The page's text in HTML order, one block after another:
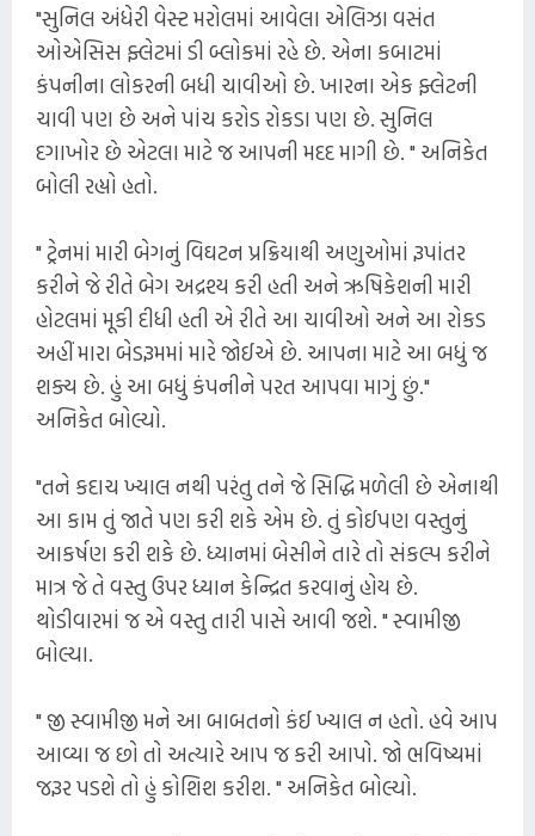
"સુનિલ અંધેરી વેસ્ટ મરોલમાં આવેલા એલિઝા વસંત
ઓએસિસ ફ્લેટમાં ડી બ્લોકમાં રહે છે. એના કબાટમાં
કંપનીના લોકરની બધી ચાવીઓ છે. ખારના એક ફ્લેટની
ચાવી પણ છે અને પાંચ કરોડ રોકડા પણ છે. સુનિલ
દગાખોર છે એટલા માટે જ આપની મદદ માગી છે. " અનિકેત
બોલી રહ્યો હતો.
" ટ્રેનમાં મારી બેગનું વિઘટન પ્રક્રિયાથી અણુઓમાં રૂપાંતર
કરીને જે રીતે બેગ અદ્રશ્ય કરી હતી અને ઋષિકેશની મારી
હોટલમાં મૂકી દીધી હતી એ રીતે આ ચાવીઓ અને આ રોકડ
અહીં મારા બેડરૂમમાં મારે જોઈએ છે. આપના માટે આ બધું જ
શક્ય છે. હું આ બધું કંપનીને પરત આપવા માગું છું."
અનિકેત બોલ્યો.
"તને કદાચ ખ્યાલ નથી પરંતુ તને જે સિદ્ધિ મળેલી છે એનાથી
આ કામ તું જાતે પણ કરી શકે એમ છે. તું કોઈપણ વસ્તુનું
આકર્ષણ કરી શકે છે. ધ્યાનમાં બેસીને તારે તો સંકલ્પ કરીને
માત્ર જે તે વસ્તુ ઉપર ધ્યાન કેન્દ્રિત કરવાનું હોય છે.
થોડીવારમાં જ એ વસ્તુ તારી પાસે આવી જશે. " સ્વામીજી
બોલ્યા.
" જી સ્વામીજી મને આ બાબતનો કંઈ ખ્યાલ ન હતો. હવે આપ
આવ્યા જ છો તો અત્યારે આપ જ કરી આપો. જો ભવિષ્યમાં
જરૂર પડશે તો હું કોશિશ કરીશ. " અનિકેત બોલ્યો.